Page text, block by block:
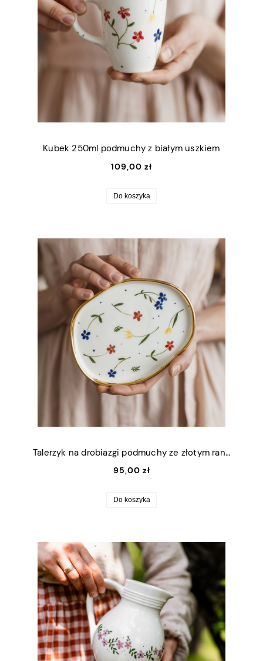
Kubek 250ml podmuchy z białym uszkiem
109,00 zł
Do koszyka
Talerzyk na drobiazgi podmuchy ze złotym rantem 13x16,5cm (M)
95,00 zł
Do koszyka